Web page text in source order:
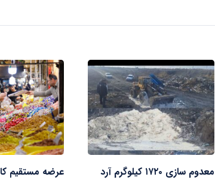
معدوم سازی ۱۷۲۰ کیلوگرم آرد